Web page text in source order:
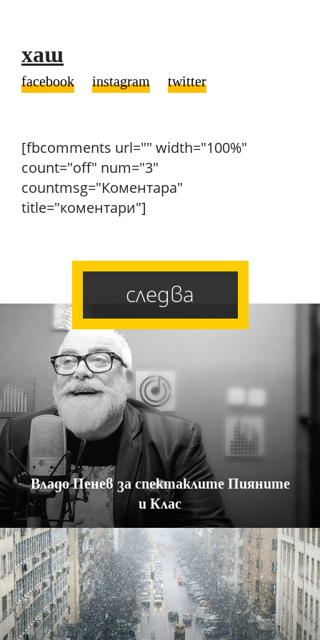
хаш
facebook instagram twitter
[fbcomments url="" width="100%"
count="off" num="3"
countmsg="Коментара"
title="коментари"]
следва
Владо Пенев за спектаклите Пияните
и Клас